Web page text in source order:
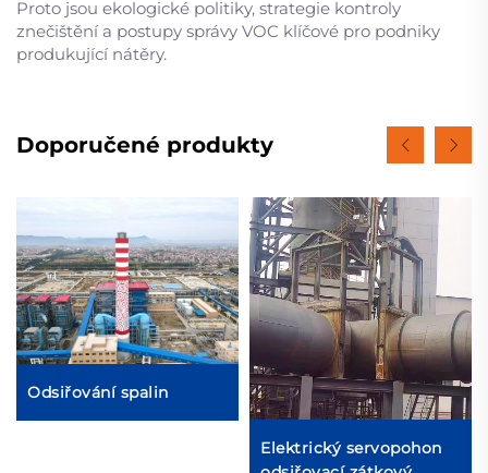
Proto jsou ekologické politiky, strategie kontroly
znečištění a postupy správy VOC klíčové pro podniky
produkující nátěry.
Doporučené produkty
Odsiřování spalin
Elektrický servopohon